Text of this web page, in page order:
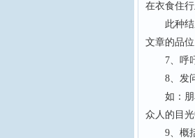
在衣食住
此种结尾
文章的品位
7、呼吁
8、发问
如：朋友
众人的目
9、概括